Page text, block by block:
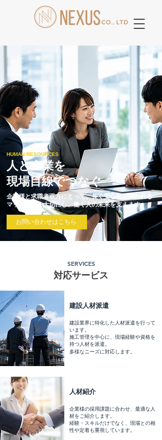
企業様と求職者双方にとって、長く安心して関われる
マッチングを大切にし、働く人の未来を支えます。
HUMAN RESOURCES
人と企業を
現場目線でつなぐ
お問い合わせはこちら
SERVICES
​対応サービス
​建設人材派遣
建設業界に特化した人材派遣を行って
います。
施工管理を中心に、 現場経験や資格を
持つ人材を派遣。
​多様なニーズに対応します
人材紹介
企業様の採用課題に合わせ、最適な人
材をご紹介します。
経験・スキルだけでなく、現場との相
性や定着も重視しています。